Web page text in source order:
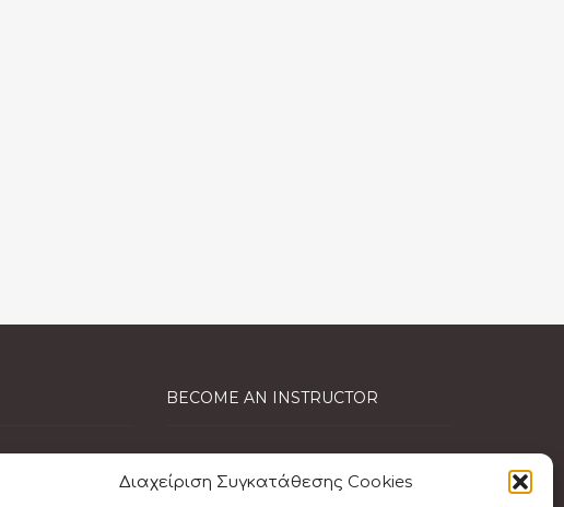
Διαχείριση Συγκατάθεσης Cookies
BECOME AN INSTRUCTOR